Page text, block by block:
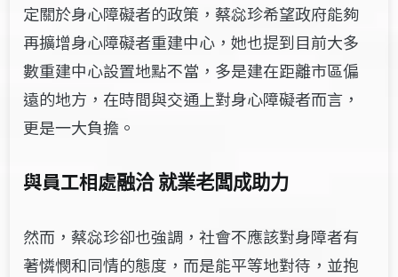
定關於身心障礙者的政策，蔡惢珍希望政府能夠
再擴增身心障礙者重建中心，她也提到目前大多
數重建中心設置地點不當，多是建在距離市區偏
遠的地方，在時間與交通上對身心障礙者而言，
更是一大負擔。
與員工相處融洽 就業老闆成助力
然而，蔡惢珍卻也強調，社會不應該對身障者有
著憐憫和同情的態度，而是能平等地對待，並抱